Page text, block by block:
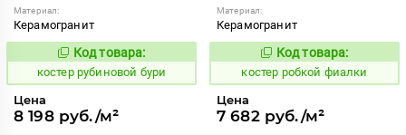
Материал:
Керамогранит
806755
Код товара:
костер рубиновой бури
Цена
8 198 руб./м²
Материал:
Керамогранит
806739
Код товара:
костер робкой фиалки
Цена
7 682 руб./м²